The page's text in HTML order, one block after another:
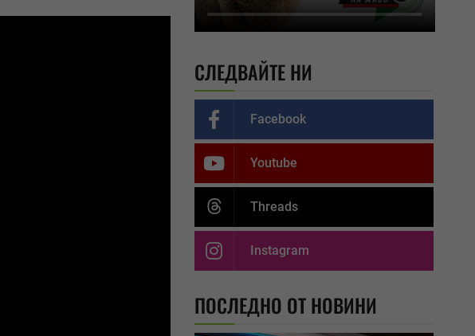
СЛЕДВАЙТЕ НИ
Facebook
Youtube
Threads
Instagram
ПОСЛЕДНО ОТ НОВИНИ